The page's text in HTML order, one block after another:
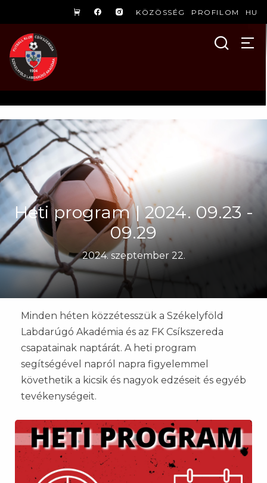
KÖZÖSSÉG PROFILOM HU
Heti program | 2024. 09.23 -
09.29
2024. szeptember 22.
Minden héten közzétesszük a Székelyföld
Labdarúgó Akadémia és az FK Csíkszereda
csapatainak naptárát. A heti program
segítségével napról napra figyelemmel
követhetik a kicsik és nagyok edzéseit és egyéb
tevékenységeit.